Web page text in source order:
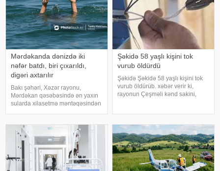
Mərdəkanda dənizdə iki
nəfər batdı, biri çıxarıldı,
digəri axtarılır
Bakı şəhəri, Xəzər rayonu,
Mərdəkan qəsəbəsində ən yaxın
sularda xilasetmə məntəqəsindən
ki, bu barədə Fövqəladə Hallar
Nazirliyi (FHN) məlumat yayıb
Şəkidə 58 yaşlı kişini tok
vurub öldürdü
Şəkidə Şəkidə 58 yaşlı kişini tok
vurub öldürüb. xəbər verir ki,
rayonun Çeşməli kənd sakini,
xəsarətlərdən dünyasını dəyişib.
Faktla bağl